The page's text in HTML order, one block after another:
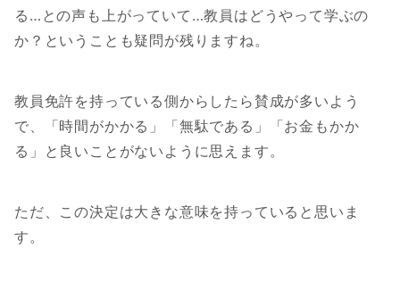
る…との声も上がっていて…教員はどうやって学ぶの
か？ということも疑問が残りますね。
教員免許を持っている側からしたら賛成が多いよう
で、「時間がかかる」「無駄である」「お金もかか
る」と良いことがないように思えます。
ただ、この決定は大きな意味を持っていると思いま
す。